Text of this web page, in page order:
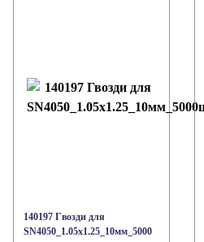
140197 Гвозди для
SN4050_1.05х1.25_10мм_5000